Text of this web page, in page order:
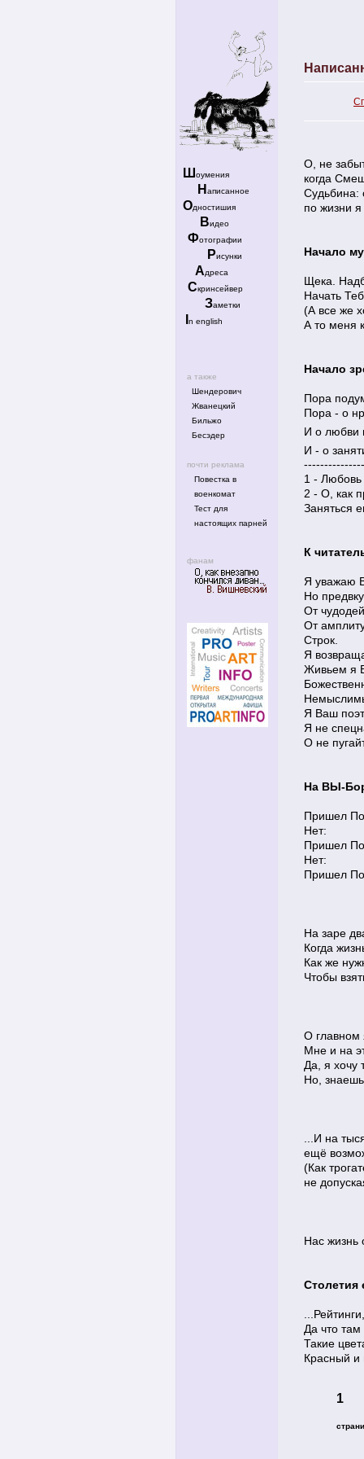
Ш оумения
Н аписанное
Одностишия
Видео
Фотографии
Рисунки
Адреса
Скринсейвер
Заметки
n english
а также
Шендерович
Жванецкий
Бильжо
Бесэдер
почти реклама
Повестка в
военкомат
Тест для
настоящих парней
фанам
О, не
когда
Судьбина:
по жизни
Начало
Щека.
Начать
(А все же
А то меня
Начало
Пора
Пора - о
И о любви
И - о
1 - Любовь
2 - О, как
Заняться
К
Я уважаю
Но
От
От
Строк.
Я
Живьем я
Я Ваш
Я не
О не
На ВЫ-
Пришел
Нет:
Пришел
Нет:
Пришел
На заре
Когда
Как же
Чтобы
О главном
Мне и на
Да, я хочу
Но,
...И на
ещё
(Как
не
Нас жизнь
Столетия
Да что
Такие
Красный и
1